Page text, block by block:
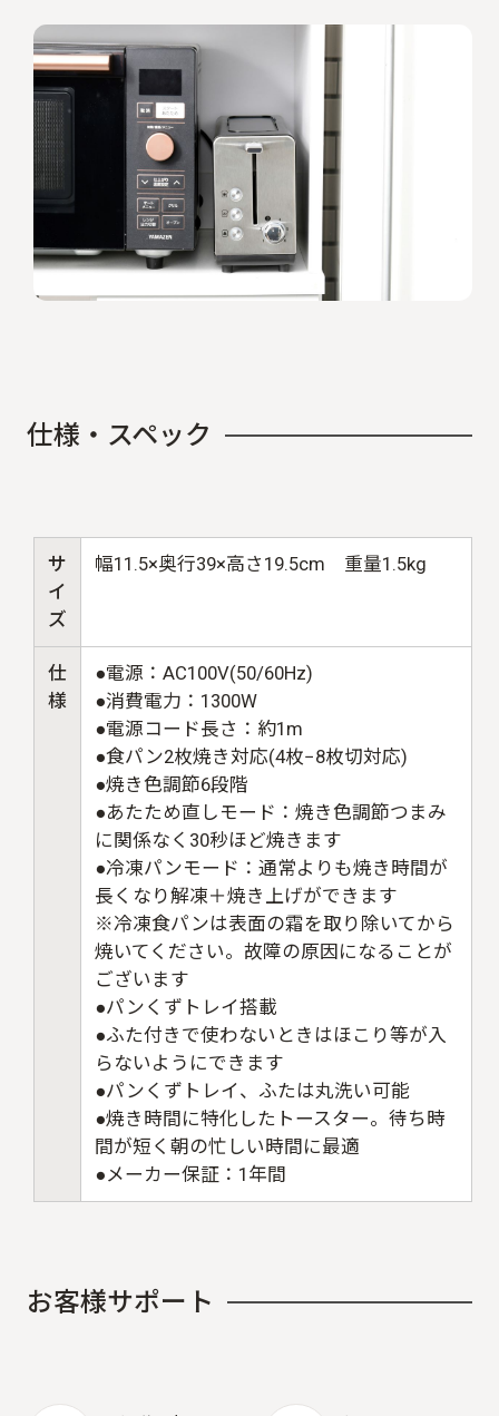
仕様 ・ スペック
サ
イ
ズ
幅11.5×奥行39×高さ19.5cm 重量1.5kg
仕
様
●電源：AC100V(50/60Hz)
●消費電力：1300W
●電源コード長さ：約1m
●食パン2枚焼き対応(4枚−8枚切対応)
●焼き色調節6段階
●あたため直しモード：焼き色調節つまみ
に関係なく30秒ほど焼きます
●冷凍パンモード：通常よりも焼き時間が
長くなり解凍＋焼き上げができます
※冷凍食パンは表面の霜を取り除いてから
焼いてください。故障の原因になることが
ございます
●パンくずトレイ搭載
●ふた付きで使わないときはほこり等が入
らないようにできます
●パンくずトレイ、ふたは丸洗い可能
●焼き時間に特化したトースター。待ち時
間が短く朝の忙しい時間に最適
●メーカー保証：1年間
お客様サポー ト